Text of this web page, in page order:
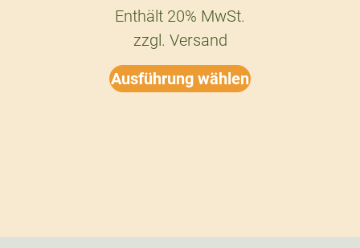
Enthält 20% MwSt.
zzgl. Versand
Ausführung wählen